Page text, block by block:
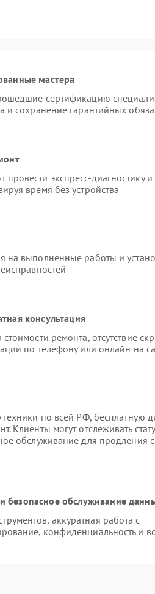
мастера
сертификацию
и сохранение гарантийных
экспресс-диагностику и
время без устройства
на выполненные работы и
консультация
ремонта, отсутствие
по телефону или онлайн на
по всей РФ, бесплатную
Клиенты могут отслеживать
обслуживание для продления
обслуживание
аккуратная работа с
конфиденциальность и